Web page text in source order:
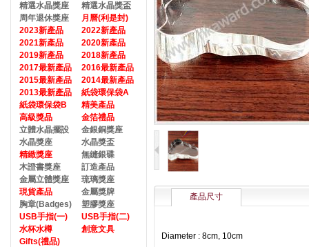
精選水晶獎座
精選水晶獎盃
周年退休獎座
月曆(利是封)
2023新產品
2022新產品
2021新產品
2020新產品
2019新產品
2018新產品
2017最新產品
2016最新產品
2015最新產品
2014最新產品
2013最新產品
紙袋環保袋A
紙袋環保袋B
精美產品
高級獎品
金箔禮品
立體水晶擺設
金銀銅獎座
水晶獎座
水晶獎盃
精緻獎座
無縫銀碟
木證書獎座
訂造產品
金屬立體獎座
琉璃獎座
現貨產品
金屬獎牌
胸章(Badges)
塑膠獎座
USB手指(一)
USB手指(二)
水杯水樽
創意文具
Gifts(禮品)
產品尺寸
Diameter : 8cm, 10cm